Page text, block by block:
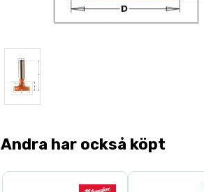
Andra har också köpt